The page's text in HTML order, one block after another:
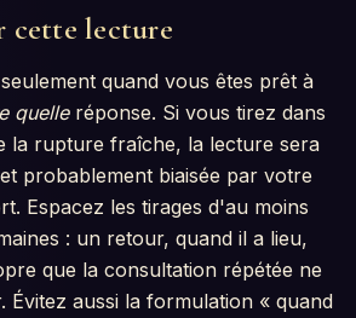
cette lecture
quand vous êtes prêt à
quelleréponse. Si vous tirez dans
la rupture fraîche, la lecture sera
probablement biaisée par votre
Espacez les tirages d'au moins
: un retour, quand il a lieu,
que la consultation répétée ne
Évitez aussi la formulation « quand